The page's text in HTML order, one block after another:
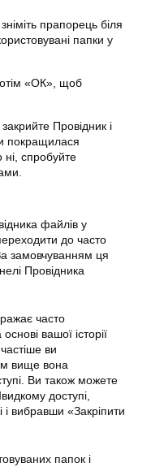
прапорець біля
папки у
«ОК», щоб
Провідник і
покращилася
спробуйте
файлів у
до часто
замовчуванням ця
Провідника
часто
вашої історії
ви
вище вона
Ви також можете
доступі,
вибравши «Закріпити
папок і